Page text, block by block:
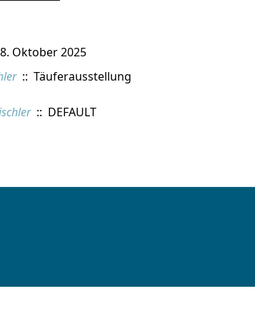
Oktober 2025
:: Täuferausstellung
:: DEFAULT